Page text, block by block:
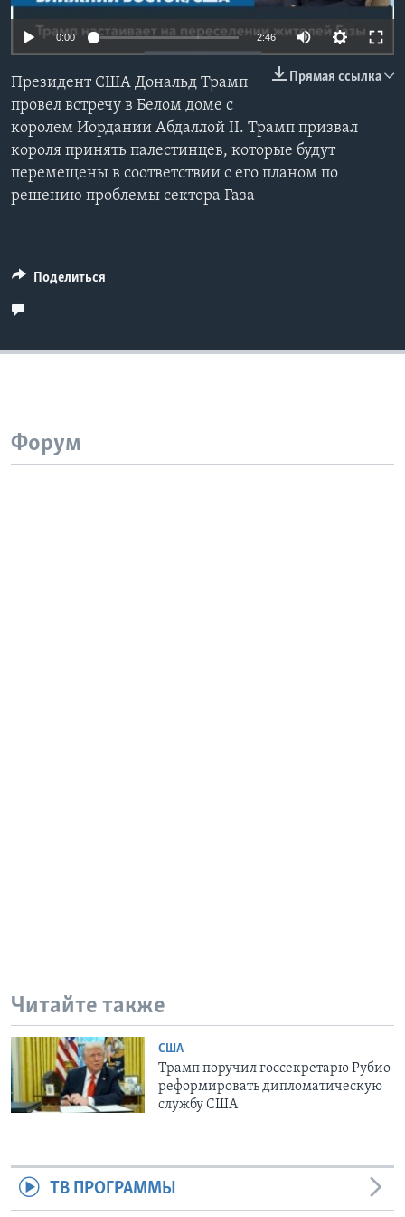
Learning English
СОЦИАЛЬНЫЕ СЕТИ
Языки
Auto 240p 480p
0:00 2:46 Auto
480p
720p
Прямая ссылка
Президент США Дональд Трамп
провел встречу в Белом доме с
королем Иордании Абдаллой II. Трамп призвал
короля принять палестинцев, которые будут
перемещены в соответствии с его планом по
решению проблемы сектора Газа
Поделиться
Форум
Читайте также
США
Трамп поручил госсекретарю Рубио
реформировать дипломатическую
службу США
ТВ ПРОГРАММЫ